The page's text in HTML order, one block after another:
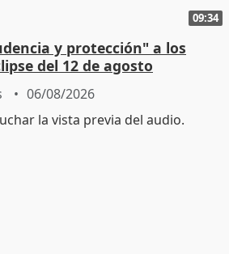
09:34
y protección" a los
del 12 de agosto
06/08/2026